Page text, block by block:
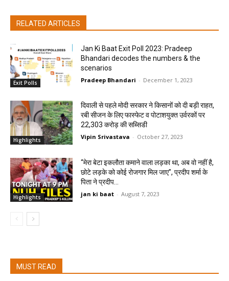
RELATED ARTICLES
Exit Polls
Jan Ki Baat Exit Poll 2023: Pradeep
Bhandari decodes the numbers & the
scenarios
Pradeep Bhandari - December 1, 2023
Highlights
दिवाली से पहले मोदी सरकार ने किसानों को दी बड़ी राहत,
रबी सीजन के लिए फास्फेट व पोटाशयुक्त उर्वरकों पर
22,303 करोड़ की सब्सिडी
Vipin Srivastava - October 27, 2023
Highlights
“मेरा बेटा इकलौता कमाने वाला लड़का था, अब वो नहीं है,
छोटे लड़के को कोई रोजगार मिल जाए”, प्रदीप शर्मा के
पिता ने प्रदीप...
jan ki baat - August 7, 2023
MUST READ